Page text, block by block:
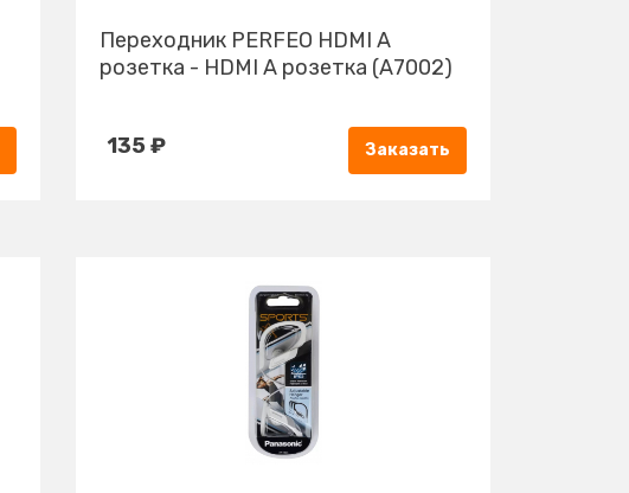
Переходник PERFEO HDMI A
розетка - HDMI A розетка (A7002)
135 ₽ Заказать